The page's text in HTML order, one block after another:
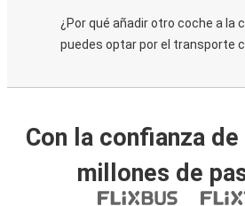
¿Por qué añadir otro coche a la
puedes optar por el transporte
Con la confianza
millones de